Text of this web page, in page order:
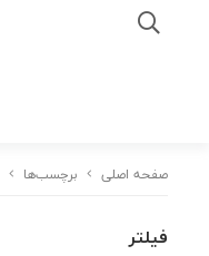
صفحه اصلی برچسب‌ها
فیلتر